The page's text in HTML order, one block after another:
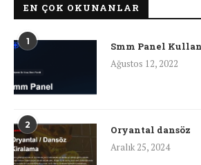
EN ÇOK OKUNANLAR
1
Smm Panel
Ağustos 12, 2022
2
Oryantal dansöz
Aralık 25, 2024